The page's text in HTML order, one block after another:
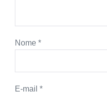
Nome *
E-mail *